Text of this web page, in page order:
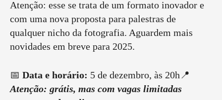
Atenção: esse se trata de um formato inovador e
com uma nova proposta para palestras de
qualquer nicho da fotografia. Aguardem mais
novidades em breve para 2025.
📅 Data e horário: 5 de dezembro, às 20h📍
Atenção: grátis, mas com vagas limitadas